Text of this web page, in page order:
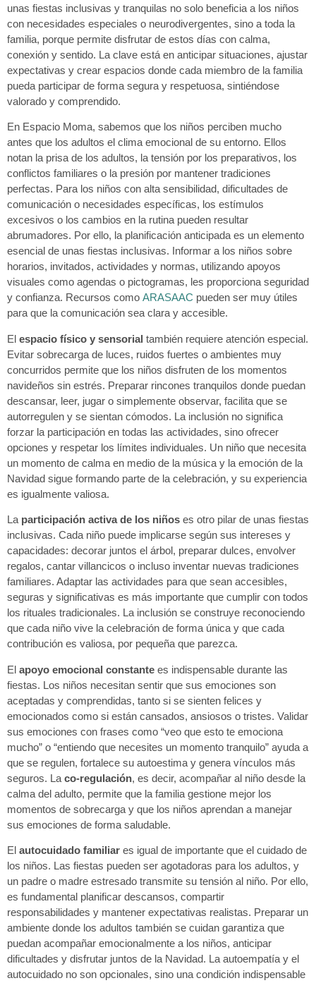
unas fiestas inclusivas y tranquilas no solo beneficia a los niños
con necesidades especiales o neurodivergentes, sino a toda la
familia, porque permite disfrutar de estos días con calma,
conexión y sentido. La clave está en anticipar situaciones, ajustar
expectativas y crear espacios donde cada miembro de la familia
pueda participar de forma segura y respetuosa, sintiéndose
valorado y comprendido.
En Espacio Moma, sabemos que los niños perciben mucho
antes que los adultos el clima emocional de su entorno. Ellos
notan la prisa de los adultos, la tensión por los preparativos, los
conflictos familiares o la presión por mantener tradiciones
perfectas. Para los niños con alta sensibilidad, dificultades de
comunicación o necesidades específicas, los estímulos
excesivos o los cambios en la rutina pueden resultar
abrumadores. Por ello, la planificación anticipada es un elemento
esencial de unas fiestas inclusivas. Informar a los niños sobre
horarios, invitados, actividades y normas, utilizando apoyos
visuales como agendas o pictogramas, les proporciona seguridad
y confianza. Recursos como ARASAAC pueden ser muy útiles
para que la comunicación sea clara y accesible.
El espacio físico y sensorial también requiere atención especial.
Evitar sobrecarga de luces, ruidos fuertes o ambientes muy
concurridos permite que los niños disfruten de los momentos
navideños sin estrés. Preparar rincones tranquilos donde puedan
descansar, leer, jugar o simplemente observar, facilita que se
autorregulen y se sientan cómodos. La inclusión no significa
forzar la participación en todas las actividades, sino ofrecer
opciones y respetar los límites individuales. Un niño que necesita
un momento de calma en medio de la música y la emoción de la
Navidad sigue formando parte de la celebración, y su experiencia
es igualmente valiosa.
La participación activa de los niños es otro pilar de unas fiestas
inclusivas. Cada niño puede implicarse según sus intereses y
capacidades: decorar juntos el árbol, preparar dulces, envolver
regalos, cantar villancicos o incluso inventar nuevas tradiciones
familiares. Adaptar las actividades para que sean accesibles,
seguras y significativas es más importante que cumplir con todos
los rituales tradicionales. La inclusión se construye reconociendo
que cada niño vive la celebración de forma única y que cada
contribución es valiosa, por pequeña que parezca.
El apoyo emocional constante es indispensable durante las
fiestas. Los niños necesitan sentir que sus emociones son
aceptadas y comprendidas, tanto si se sienten felices y
emocionados como si están cansados, ansiosos o tristes. Validar
sus emociones con frases como “veo que esto te emociona
mucho” o “entiendo que necesites un momento tranquilo” ayuda a
que se regulen, fortalece su autoestima y genera vínculos más
seguros. La co-regulación, es decir, acompañar al niño desde la
calma del adulto, permite que la familia gestione mejor los
momentos de sobrecarga y que los niños aprendan a manejar
sus emociones de forma saludable.
El autocuidado familiar es igual de importante que el cuidado de
los niños. Las fiestas pueden ser agotadoras para los adultos, y
un padre o madre estresado transmite su tensión al niño. Por ello,
es fundamental planificar descansos, compartir
responsabilidades y mantener expectativas realistas. Preparar un
ambiente donde los adultos también se cuidan garantiza que
puedan acompañar emocionalmente a los niños, anticipar
dificultades y disfrutar juntos de la Navidad. La autoempatía y el
autocuidado no son opcionales, sino una condición indispensable